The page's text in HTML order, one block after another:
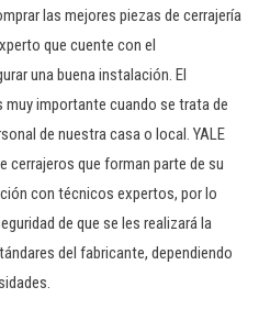
las mejores piezas de cerrajería
que cuente con el
una buena instalación. El
importante cuando se trata de
de nuestra casa o local. YALE
cerrajeros que forman parte de su
con técnicos expertos, por lo
de que se les realizará la
del fabricante, dependiendo